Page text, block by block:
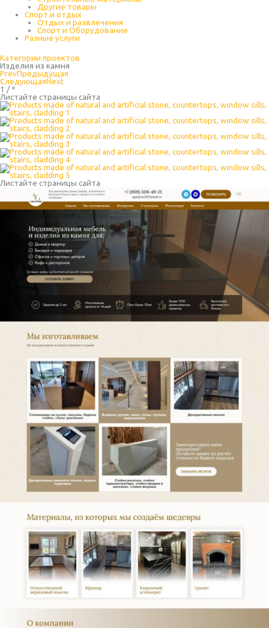
Другие товары
Спорт и отдых
Отдых и развлечения
Спорт и Оборудование
Разные услуги
Категории проектов
Изделия из камня
PrevПредыдущая
СледующаяNext
1 / *
Листайте страницы сайта
Листайте страницы сайта